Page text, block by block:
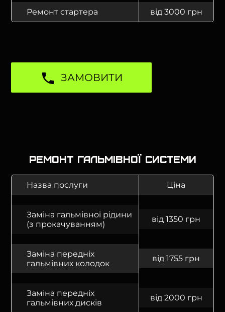
Ремонт стартера від 3000 грн
ЗАМОВИТИ
Ремонт гальмівної системи
Назва послуги Ціна
Заміна гальмівної рідини
(з прокачуванням)
від 1350 грн
Заміна передніх
гальмівних колодок
від 1755 грн
Заміна передніх
гальмівних дисків
від 2000 грн